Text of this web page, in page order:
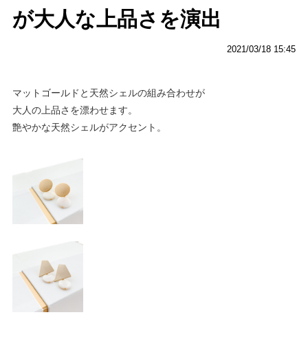
が大人な上品さを演出
2021/03/18 15:45
マットゴールドと天然シェルの組み合わせが
大人の上品さを漂わせます。
艶やかな天然シェルがアクセント。